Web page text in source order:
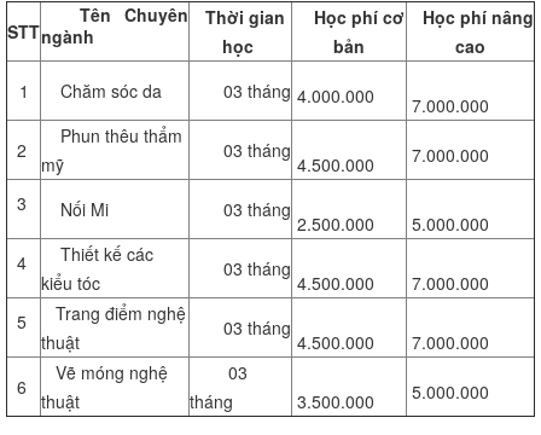
STT
Tên Chuyên
ngành
Thời gian
học
Học phí cơ
bản
Học phí nâng
cao
1
Chăm sóc da 03 tháng 4.000.000
7.000.000
2
Phun thêu thẩm
mỹ
03 tháng
4.500.000
7.000.000
3
Nối Mi 03 tháng
2.500.000
5.000.000
4
Thiết kế các
kiểu tóc
03 tháng
4.500.000
7.000.000
5
Trang điểm nghệ
thuật
03 tháng
4.500.000
7.000.000
6
Vẽ móng nghệ
thuật
03
tháng
3.500.000 5.000.000